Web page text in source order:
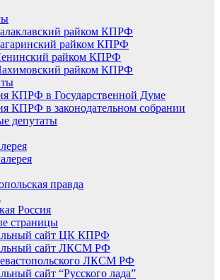
райком КПРФ
райком КПРФ
райком КПРФ
райком КПРФ
КПРФ в Государственной Думе
КПРФ в законодательном собрании
депутаты
правда
Россия
страницы
сайт ЦК КПРФ
сайт ЛКСМ РФ
ЛКСМ РФ
сайт “Русского лада”